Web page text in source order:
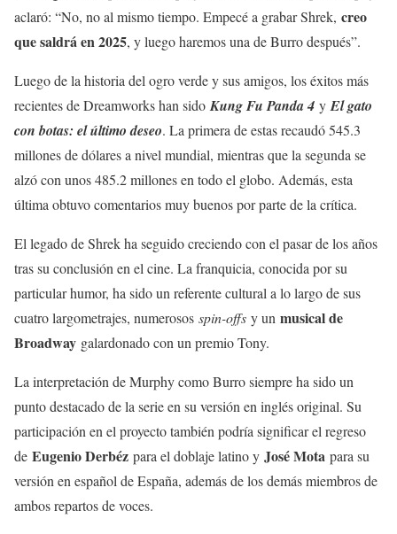
aclaró: “No, no al mismo tiempo. Empecé a grabar Shrek, creo
que saldrá en 2025, y luego haremos una de Burro después”.
Luego de la historia del ogro verde y sus amigos, los éxitos más
recientes de Dreamworks han sido Kung Fu Panda 4 y El gato
con botas: el último deseo. La primera de estas recaudó 545.3
millones de dólares a nivel mundial, mientras que la segunda se
alzó con unos 485.2 millones en todo el globo. Además, esta
última obtuvo comentarios muy buenos por parte de la crítica.
El legado de Shrek ha seguido creciendo con el pasar de los años
tras su conclusión en el cine. La franquicia, conocida por su
particular humor, ha sido un referente cultural a lo largo de sus
cuatro largometrajes, numerosos spin-offs y un musical de
Broadway galardonado con un premio Tony.
La interpretación de Murphy como Burro siempre ha sido un
punto destacado de la serie en su versión en inglés original. Su
participación en el proyecto también podría significar el regreso
de Eugenio Derbéz para el doblaje latino y José Mota para su
versión en español de España, además de los demás miembros de
ambos repartos de voces.